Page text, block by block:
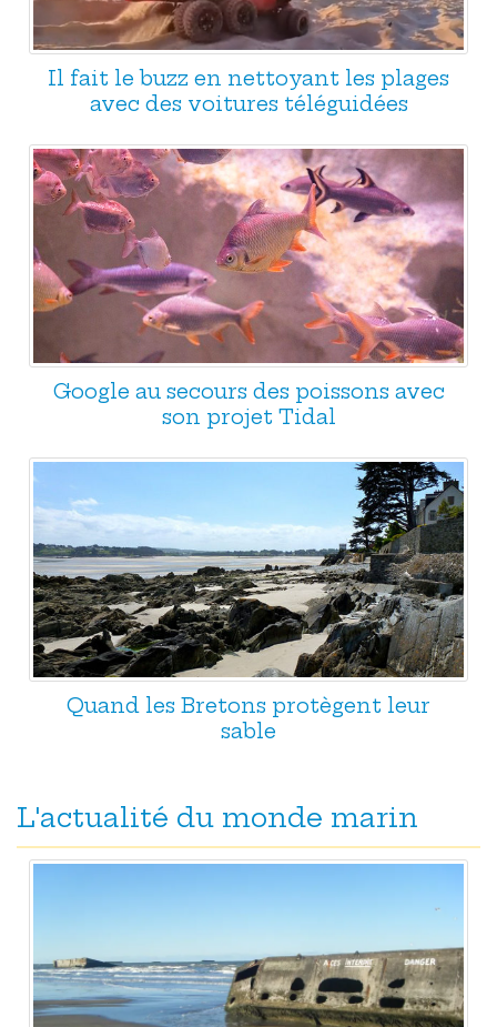
Il fait le buzz en nettoyant les plages
avec des voitures téléguidées
Google au secours des poissons avec
son projet Tidal
Quand les Bretons protègent leur
sable
L'actualité du monde marin